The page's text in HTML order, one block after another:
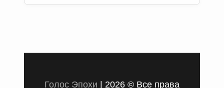
Голос Эпохи 2026 © Все права